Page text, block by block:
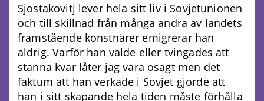
Sjostakovitj lever hela sitt liv i Sovjetunionen
och till skillnad från många andra av landets
framstående konstnärer emigrerar han
aldrig. Varför han valde eller tvingades att
stanna kvar låter jag vara osagt men det
faktum att han verkade i Sovjet gjorde att
han i sitt skapande hela tiden måste förhålla